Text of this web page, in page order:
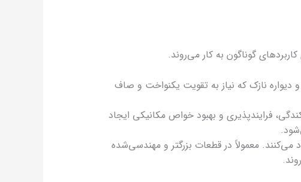
گوناگون به کار می‌روند.
و دیواره نازک که نیاز به تقویت یکنواخت و صاف
فرایندپذیری و بهبود خواص مکانیکی ایجاد
می‌کنند. معمولاً در قطعات بزرگتر و مهندسی‌شده